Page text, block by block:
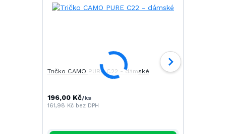
Tričko CAMO PURE C22 - dámské
196,00 Kč/ks
161,98 Kč bez DPH